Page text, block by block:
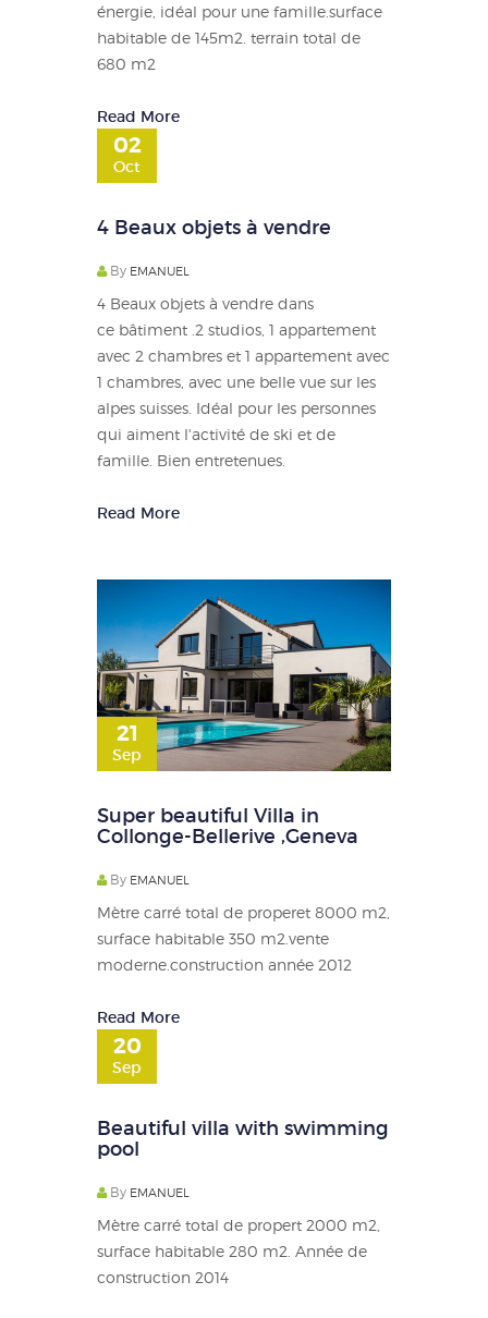
énergie, idéal pour une famille.surface
habitable de 145m2. terrain total de
680 m2
Read More
02
Oct
4 Beaux objets à vendre
By EMANUEL
4 Beaux objets à vendre dans
ce bâtiment .2 studios, 1 appartement
avec 2 chambres et 1 appartement avec
1 chambres, avec une belle vue sur les
alpes suisses. Idéal pour les personnes
qui aiment l'activité de ski et de
famille. Bien entretenues.
Read More
21
Sep
Super beautiful Villa in
Collonge-Bellerive ,Geneva
By EMANUEL
Mètre carré total de properet 8000 m2,
surface habitable 350 m2.vente
moderne.construction année 2012
Read More
20
Sep
Beautiful villa with swimming
pool
By EMANUEL
Mètre carré total de propert 2000 m2,
surface habitable 280 m2. Année de
construction 2014